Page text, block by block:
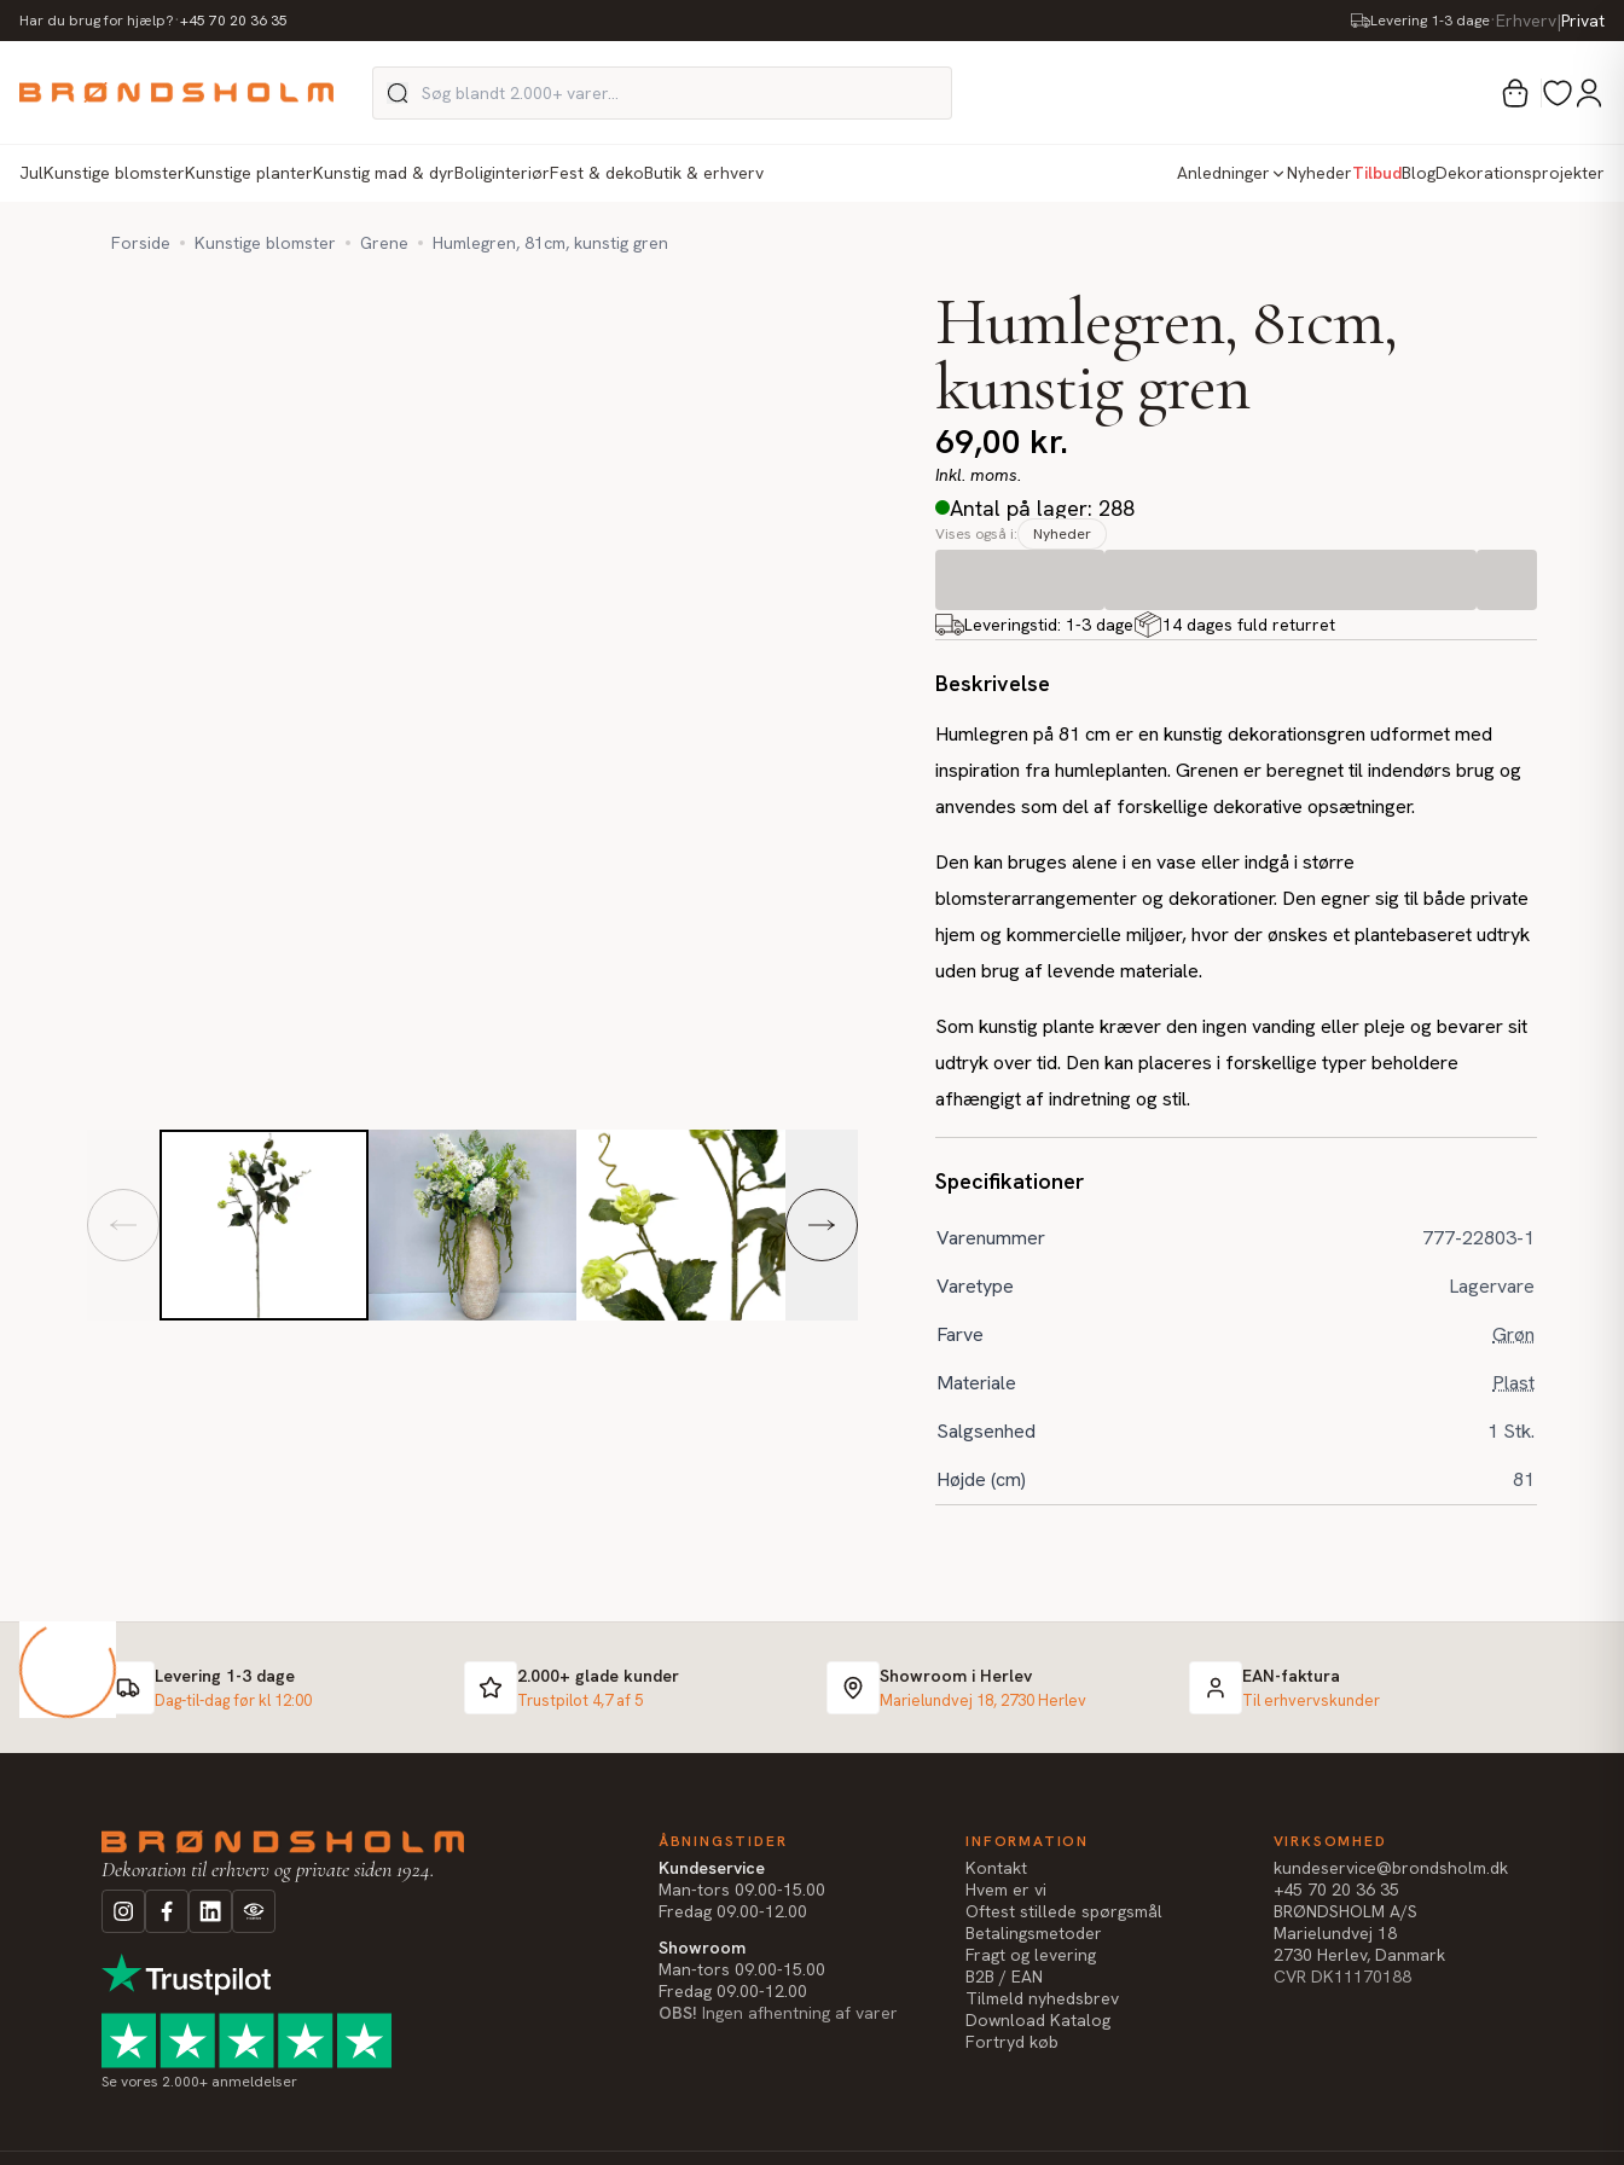
Har du brug for hjælp?·+45 70 20 36 35 Levering 1-3 dage·Erhverv|Privat
JulKunstige blomsterKunstige planterKunstig mad & dyrBoliginteriørFest & dekoButik & erhverv Anledninger NyhederTilbudBlogDekorationsprojekter
Forside Kunstige blomster Grene Humlegren, 81cm, kunstig gren
Humlegren, 81cm,
kunstig gren
69,00 kr.
Inkl. moms.
Antal på lager: 288
Vises også i: Nyheder
Leveringstid: 1-3 dage 14 dages fuld returret
Beskrivelse
Humlegren på 81 cm er en kunstig dekorationsgren udformet med
inspiration fra humleplanten. Grenen er beregnet til indendørs brug og
anvendes som del af forskellige dekorative opsætninger.
Den kan bruges alene i en vase eller indgå i større
blomsterarrangementer og dekorationer. Den egner sig til både private
hjem og kommercielle miljøer, hvor der ønskes et plantebaseret udtryk
uden brug af levende materiale.
Som kunstig plante kræver den ingen vanding eller pleje og bevarer sit
udtryk over tid. Den kan placeres i forskellige typer beholdere
afhængigt af indretning og stil.
Specifikationer
Varenummer
777-22803-1
Varetype
Lagervare
Farve
Grøn
Materiale
Plast
Salgsenhed
1 Stk.
Højde (cm)
81
Levering 1-3 dage
Dag-til-dag før kl 12:00
2.000+ glade kunder
Trustpilot 4,7 af 5
Showroom i Herlev
Marielundvej 18, 2730 Herlev
EAN-faktura
Til erhvervskunder
Dekoration til erhverv og private siden 1924.
Se vores 2.000+ anmeldelser
ÅBNINGSTIDER
Kundeservice
Man-tors 09.00-15.00
Fredag 09.00-12.00
Showroom
Man-tors 09.00-15.00
Fredag 09.00-12.00
OBS! Ingen afhentning af varer
INFORMATION
Kontakt
Hvem er vi
Oftest stillede spørgsmål
Betalingsmetoder
Fragt og levering
B2B / EAN
Tilmeld nyhedsbrev
Download Katalog
Fortryd køb
VIRKSOMHED
kundeservice@brondsholm.dk
+45 70 20 36 35
BRØNDSHOLM A/S
Marielundvej 18
2730 Herlev, Danmark
CVR DK11170188